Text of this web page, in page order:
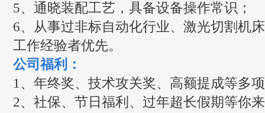
5、通晓装配工艺，具备设备操作常识；
6、从事过非标自动化行业、激光切割机
工作经验者优先。
公司福利：
1、年终奖、技术攻关奖、高额提成等多
2、社保、节日福利、过年超长假期等你